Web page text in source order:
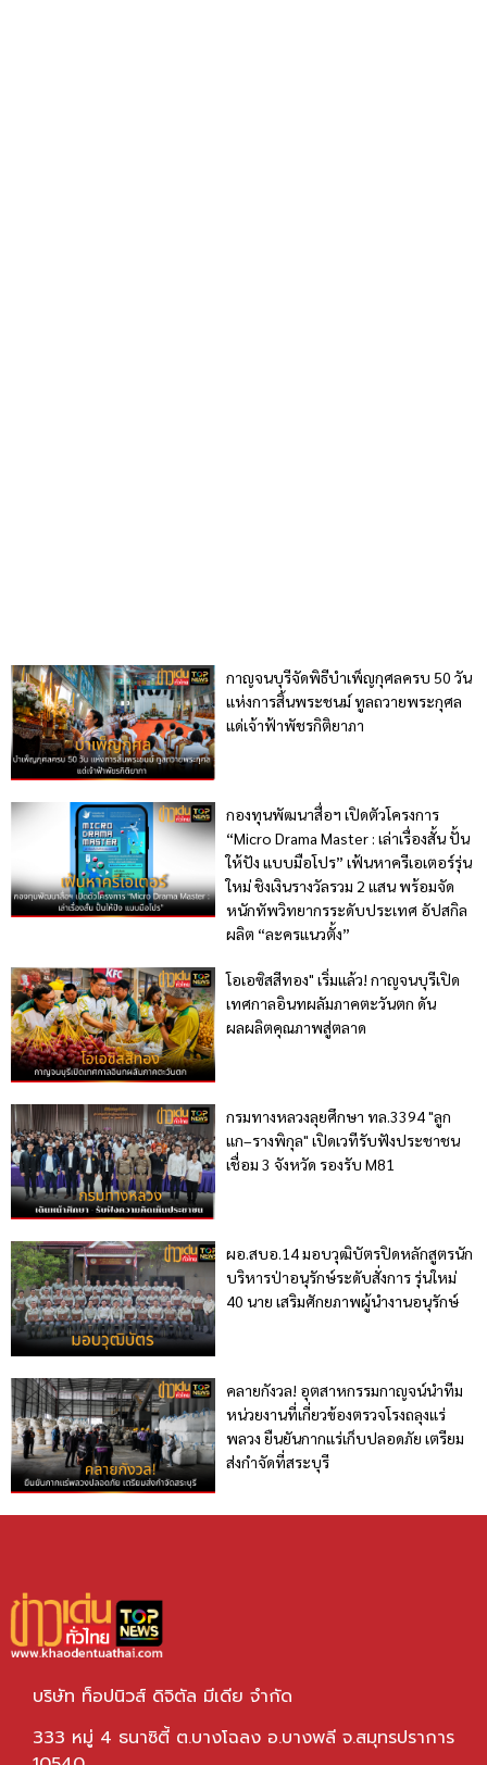
กาญจนบุรีจัดพิธีบำเพ็ญกุศลครบ 50 วัน
แห่งการสิ้นพระชนม์ ทูลถวายพระกุศล
แด่เจ้าฟ้าพัชรกิติยาภา
กองทุนพัฒนาสื่อฯ เปิดตัวโครงการ
“Micro Drama Master : เล่าเรื่องสั้น ปั้น
ให้ปัง แบบมือโปร” เฟ้นหาครีเอเตอร์รุ่น
ใหม่ ชิงเงินรางวัลรวม 2 แสน พร้อมจัด
หนักทัพวิทยากรระดับประเทศ อัปสกิล
ผลิต “ละครแนวตั้ง”
โอเอซิสสีทอง" เริ่มแล้ว! กาญจนบุรีเปิด
เทศกาลอินทผลัมภาคตะวันตก ดัน
ผลผลิตคุณภาพสู่ตลาด
กรมทางหลวงลุยศึกษา ทล.3394 "ลูก
แก–รางพิกุล" เปิดเวทีรับฟังประชาชน
เชื่อม 3 จังหวัด รองรับ M81
ผอ.สบอ.14 มอบวุฒิบัตรปิดหลักสูตรนัก
บริหารป่าอนุรักษ์ระดับสั่งการ รุ่นใหม่
40 นาย เสริมศักยภาพผู้นำงานอนุรักษ์
คลายกังวล! อุตสาหกรรมกาญจน์นำทีม
หน่วยงานที่เกี่ยวข้องตรวจโรงถลุงแร่
พลวง ยืนยันกากแร่เก็บปลอดภัย เตรียม
ส่งกำจัดที่สระบุรี
บริษัท ท็อปนิวส์ ดิจิตัล มีเดีย จำกัด
333 หมู่ 4 ธนาซิตี้ ต.บางโฉลง อ.บางพลี จ.สมุทรปราการ